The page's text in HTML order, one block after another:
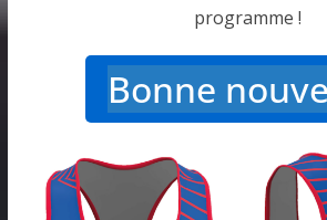
programme !
Bonne